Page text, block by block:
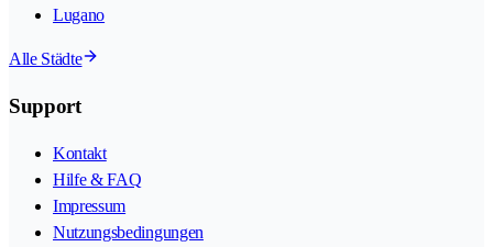
Lugano
Alle Städte
Support
Kontakt
Hilfe & FAQ
Impressum
Nutzungsbedingungen